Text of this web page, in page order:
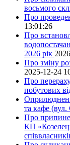
восьмого
Про
13:01:26
Про
2026 рік
Про зміну
2025-12-24
Про
побутових
та кафе (вул.
Про
КП